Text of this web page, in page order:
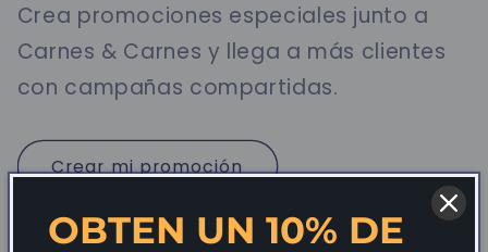
Crea promociones especiales junto a
Carnes & Carnes y llega a más clientes
con campañas compartidas.
Crear mi promoción
OBTEN UN 10% DE